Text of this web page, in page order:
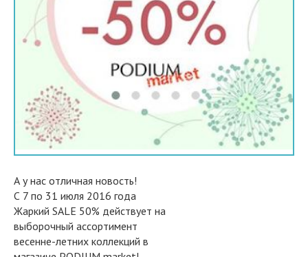
А у нас отличная новость!
С 7 по 31 июля 2016 года
Жаркий SALE 50% действует на
выборочный ассортимент
весенне-летних коллекций в